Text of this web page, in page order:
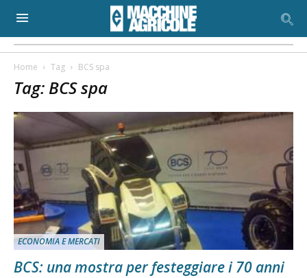
Home Tag BCS spa
Tag: BCS spa
ECONOMIA E MERCATI
BCS: una mostra per festeggiare i 70 anni